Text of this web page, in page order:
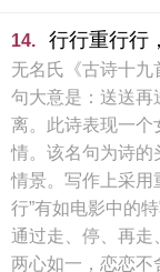
14. 行行重行行
无名氏《古诗十九
句大意是：送送再
离。此诗表现一个
情。该名句为诗的
情景。写作上采用
行”有如电影中的
通过走、停、再走
两心如一，恋恋不